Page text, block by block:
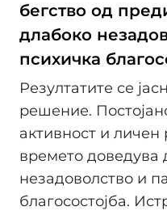
бегство од
длабоко
психичка
Резултатите се
решение.
активност и личен
времето доведува
незадоволство и
благосостојба.